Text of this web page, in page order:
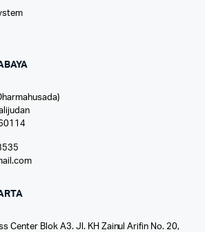
Center Blok A3. Jl. KH Zainul Arifin No. 20,